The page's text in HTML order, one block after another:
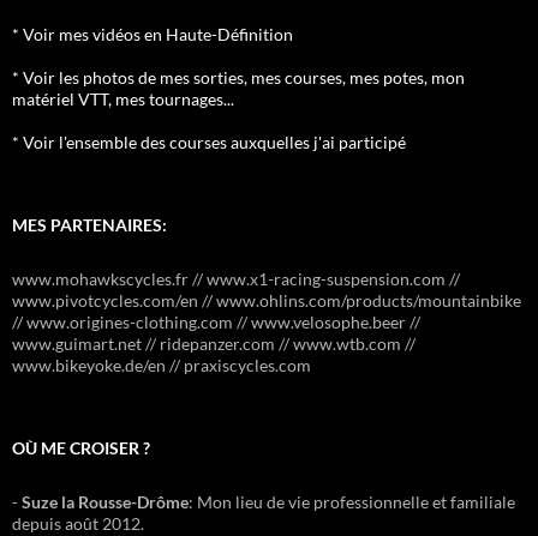
* Voir mes vidéos en Haute-Définition
* Voir les photos de mes sorties, mes courses, mes potes, mon
matériel VTT, mes tournages...
* Voir l'ensemble des courses auxquelles j'ai participé
MES PARTENAIRES:
www.mohawkscycles.fr // www.x1-racing-suspension.com //
www.pivotcycles.com/en // www.ohlins.com/products/mountainbike
// www.origines-clothing.com // www.velosophe.beer //
www.guimart.net // ridepanzer.com // www.wtb.com //
www.bikeyoke.de/en // praxiscycles.com
OÙ ME CROISER ?
-Suze la Rousse-Drôme: Mon lieu de vie professionnelle et familiale
depuis août 2012.